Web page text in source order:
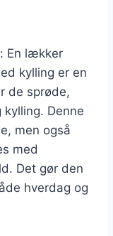
En lækker
kylling er en
de sprøde,
Denne
men også
med
Det gør den
hverdag og